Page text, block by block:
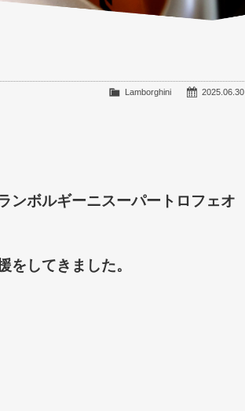
2025.06.30
Lamborghini
ンボルギーニスーパートロフェオ
をしてきました。